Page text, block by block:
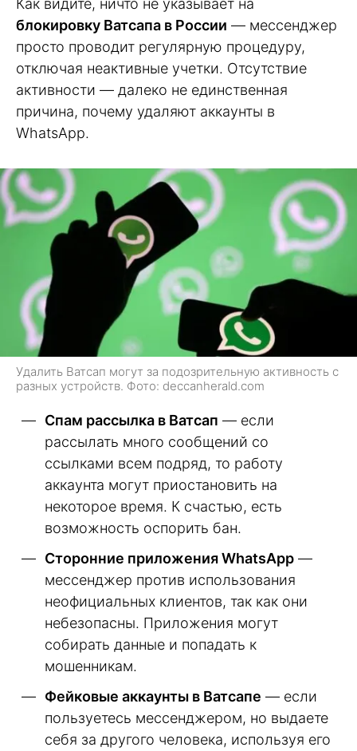
Как видите, ничто не указывает на
блокировку Ватсапа в России — мессенджер
просто проводит регулярную процедуру,
отключая неактивные учетки. Отсутствие
активности — далеко не единственная
причина, почему удаляют аккаунты в
WhatsApp.
Удалить Ватсап могут за подозрительную активность с
разных устройств. Фото: deccanherald.com
Спам рассылка в Ватсап — если
рассылать много сообщений со
ссылками всем подряд, то работу
аккаунта могут приостановить на
некоторое время. К счастью, есть
возможность оспорить бан.
Сторонние приложения WhatsApp —
мессенджер против использования
неофициальных клиентов, так как они
небезопасны. Приложения могут
собирать данные и попадать к
мошенникам.
Фейковые аккаунты в Ватсапе — если
пользуетесь мессенджером, но выдаете
себя за другого человека, используя его